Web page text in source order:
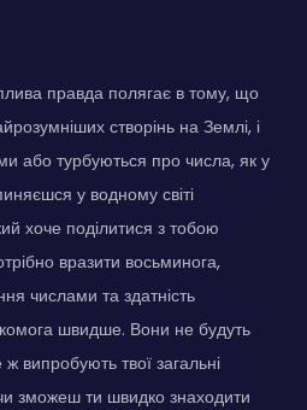
правда полягає в тому, що
створінь на Землі, і
або турбуються про числа, як у
у водному світі
хоче поділитися з тобою
вразити восьминога,
числами та здатність
швидше. Вони не будуть
випробують твої загальні
зможеш ти швидко знаходити